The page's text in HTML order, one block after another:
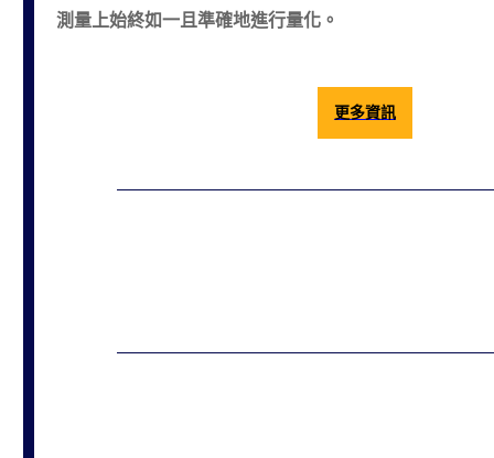
測量上始終如一且準確地進行量化。
更多資訊